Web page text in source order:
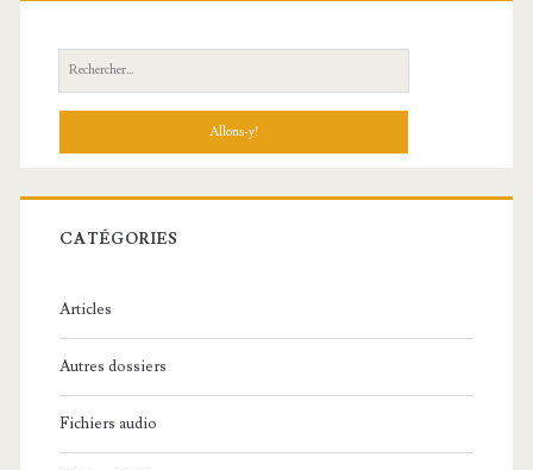
R
e
h
r
c
:
CATÉGORIES
Articles
Autres dossiers
Fichiers audio